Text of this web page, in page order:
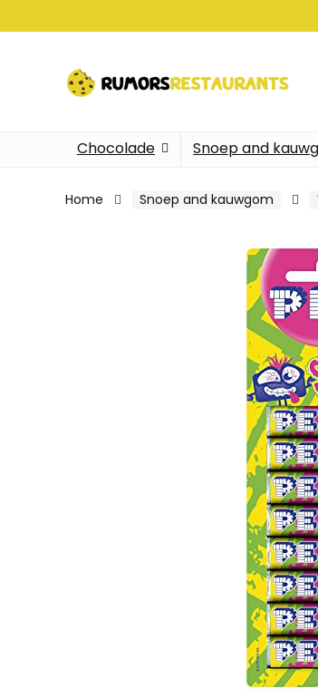
Chocolade Snoep and
Home Snoep and kauwgom